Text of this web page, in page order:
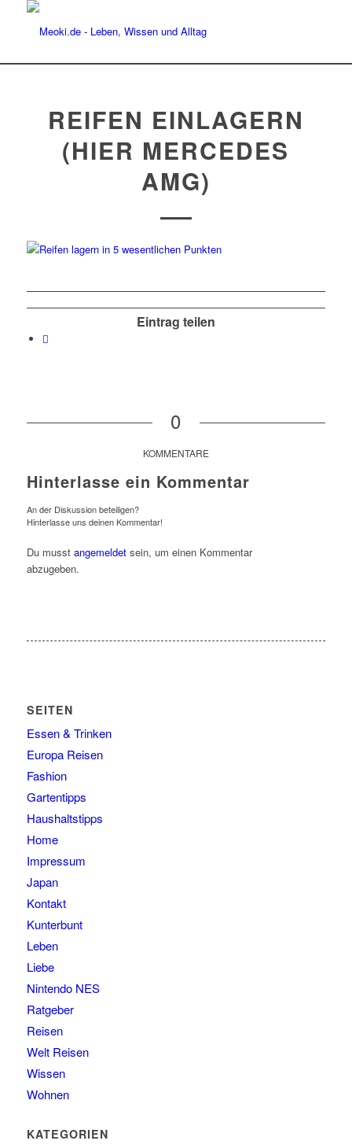
REIFEN EINLAGERN
(HIER MERCEDES
AMG)
Eintrag teilen
0
KOMMENTARE
Hinterlasse ein Kommentar
An der Diskussion beteiligen?
Hinterlasse uns deinen Kommentar!
Du musst angemeldetsein, um einen Kommentar
abzugeben.
SEITEN
Essen & Trinken
Europa Reisen
Fashion
Gartentipps
Haushaltstipps
Home
Impressum
Japan
Kontakt
Kunterbunt
Leben
Liebe
Nintendo NES
Ratgeber
Reisen
Welt Reisen
Wissen
Wohnen
KATEGORIEN